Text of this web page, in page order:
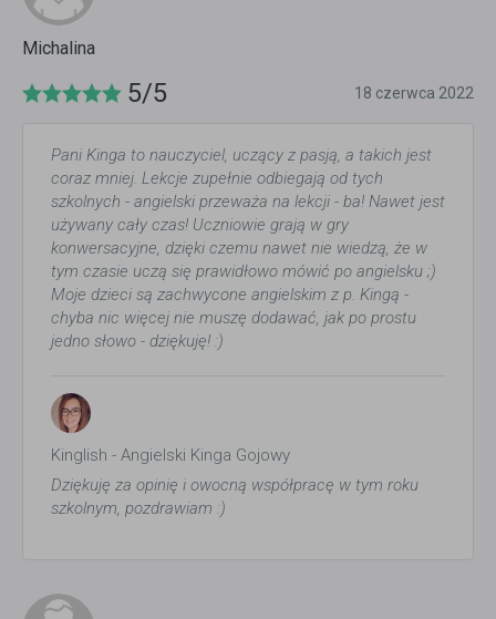
Michalina
5/5 18 czerwca 2022
Pani Kinga to nauczyciel, uczący z pasją, a takich jest
coraz mniej. Lekcje zupełnie odbiegają od tych
szkolnych - angielski przeważa na lekcji - ba! Nawet jest
używany cały czas! Uczniowie grają w gry
konwersacyjne, dzięki czemu nawet nie wiedzą, że w
tym czasie uczą się prawidłowo mówić po angielsku ;)
Moje dzieci są zachwycone angielskim z p. Kingą -
chyba nic więcej nie muszę dodawać, jak po prostu
jedno słowo - dziękuję! :)
Kinglish - Angielski Kinga Gojowy
Dziękuję za opinię i owocną współpracę w tym roku
szkolnym, pozdrawiam :)